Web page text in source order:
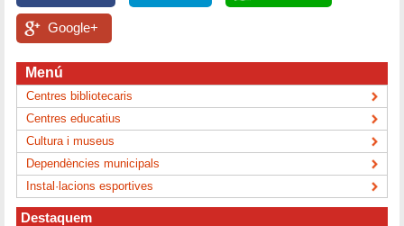
Google+
Menú
Centres bibliotecaris
Centres educatius
Cultura i museus
Dependències municipals
Instal·lacions esportives
Destaquem